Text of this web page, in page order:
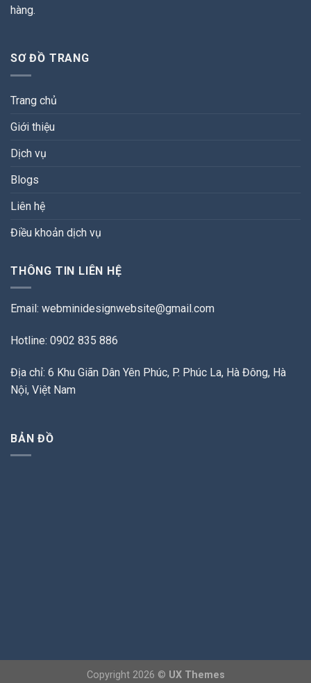
hàng.
SƠ ĐỒ TRANG
Trang chủ
Giới thiệu
Dịch vụ
Blogs
Liên hệ
Điều khoản dịch vụ
THÔNG TIN LIÊN HỆ
Email: webminidesignwebsite@gmail.com
Hotline: 0902 835 886
Địa chỉ: 6 Khu Giãn Dân Yên Phúc, P. Phúc La, Hà Đông, Hà
Nội, Việt Nam
BẢN ĐỒ
Copyright 2026 © UX Themes